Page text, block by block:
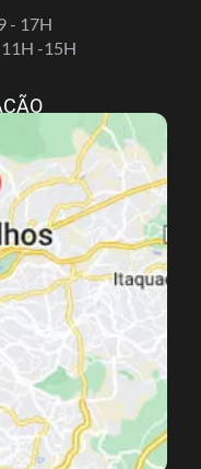
- 17H
11H -15H